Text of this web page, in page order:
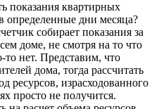
показания квартирных
определенные дни месяца?
собирает показания за
доме, не смотря на то что
то нет. Представим, что
дома, тогда рассчитать
ресурсов, израсходованного
просто не получится.